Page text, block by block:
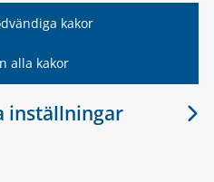
kakor
alla kakor
inställningar
har